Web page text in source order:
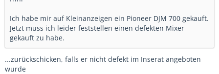
Ich habe mir auf Kleinanzeigen ein Pioneer DJM 700 gekauft.
Jetzt muss ich leider feststellen einen defekten Mixer
gekauft zu habe.
...zurückschicken, falls er nicht defekt im Inserat angeboten
wurde